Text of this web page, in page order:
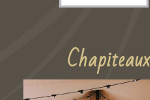
10 route de